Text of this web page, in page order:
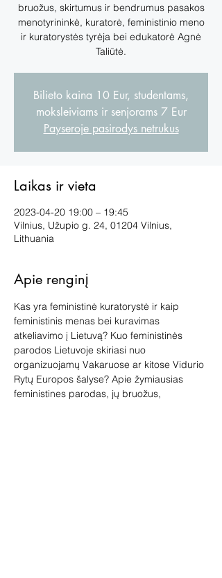
bruožus, skirtumus ir bendrumus pasakos
menotyrininkė, kuratorė, feministinio meno
ir kuratorystės tyrėja bei edukatorė Agnė
Taliūtė.
Bilieto kaina 10 Eur, studentams,
moksleiviams ir senjorams 7 Eur
Payseroje pasirodys netrukus
Laikas ir vieta
2023-04-20 19:00 – 19:45
Vilnius, Užupio g. 24, 01204 Vilnius,
Lithuania
Apie renginį
Kas yra feministinė kuratorystė ir kaip
feministinis menas bei kuravimas
atkeliavimo į Lietuvą? Kuo feministinės
parodos Lietuvoje skiriasi nuo
organizuojamų Vakaruose ar kitose Vidurio
Rytų Europos šalyse? Apie žymiausias
feministines parodas, jų bruožus,